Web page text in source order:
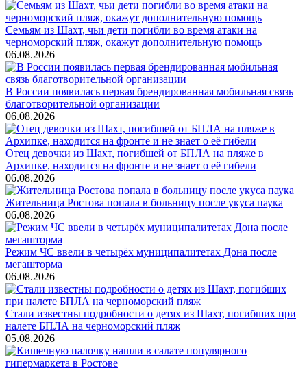
Семьям из Шахт, чьи дети погибли во время атаки на
черноморский пляж, окажут дополнительную помощь
06.08.2026
В России появилась первая брендированная мобильная связь
благотворительной организации
06.08.2026
Отец девочки из Шахт, погибшей от БПЛА на пляже в
Архипке, находится на фронте и не знает о её гибели
06.08.2026
Жительница Ростова попала в больницу после укуса паука
06.08.2026
Режим ЧС ввели в четырёх муниципалитетах Дона после
мегашторма
06.08.2026
Стали известны подробности о детях из Шахт, погибших при
налете БПЛА на черноморский пляж
05.08.2026